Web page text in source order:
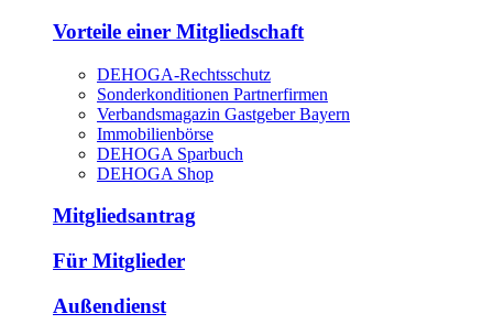
Vorteile einer Mitgliedschaft
DEHOGA-Rechtsschutz
Sonderkonditionen Partnerfirmen
Verbandsmagazin Gastgeber Bayern
Immobilienbörse
DEHOGA Sparbuch
DEHOGA Shop
Mitgliedsantrag
Für Mitglieder
Außendienst